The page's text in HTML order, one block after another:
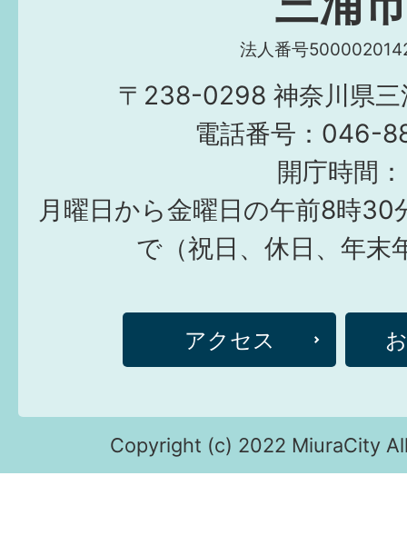
法人番号
〒238-0298 神奈川県三
電話番号：046-
開庁時間：
月曜日から金曜日の午前8時30
で（祝日、休日、年末
アクセス
Copyright (c) 2022 MiuraCity